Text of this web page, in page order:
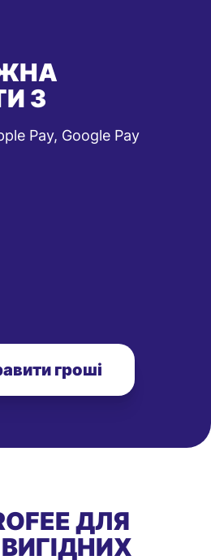
З
Pay, Google Pay
гроші
ДЛЯ